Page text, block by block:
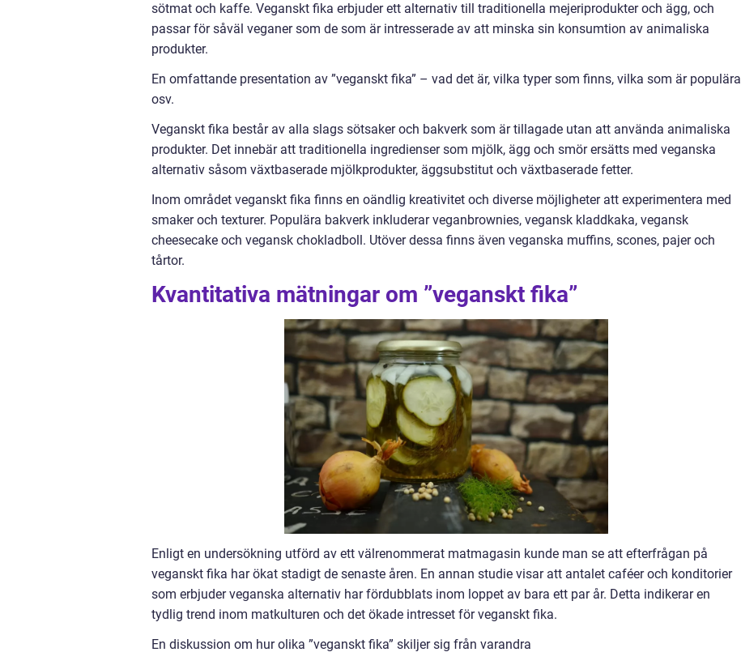
sötmat och kaffe. Veganskt fika erbjuder ett alternativ till traditionella mejeriprodukter och ägg, och
passar för såväl veganer som de som är intresserade av att minska sin konsumtion av animaliska
produkter.
En omfattande presentation av ”veganskt fika” – vad det är, vilka typer som finns, vilka som är populära
osv.
Veganskt fika består av alla slags sötsaker och bakverk som är tillagade utan att använda animaliska
produkter. Det innebär att traditionella ingredienser som mjölk, ägg och smör ersätts med veganska
alternativ såsom växtbaserade mjölkprodukter, äggsubstitut och växtbaserade fetter.
Inom området veganskt fika finns en oändlig kreativitet och diverse möjligheter att experimentera med
smaker och texturer. Populära bakverk inkluderar veganbrownies, vegansk kladdkaka, vegansk
cheesecake och vegansk chokladboll. Utöver dessa finns även veganska muffins, scones, pajer och
tårtor.
Kvantitativa mätningar om ”veganskt fika”
Enligt en undersökning utförd av ett välrenommerat matmagasin kunde man se att efterfrågan på
veganskt fika har ökat stadigt de senaste åren. En annan studie visar att antalet caféer och konditorier
som erbjuder veganska alternativ har fördubblats inom loppet av bara ett par år. Detta indikerar en
tydlig trend inom matkulturen och det ökade intresset för veganskt fika.
En diskussion om hur olika ”veganskt fika” skiljer sig från varandra